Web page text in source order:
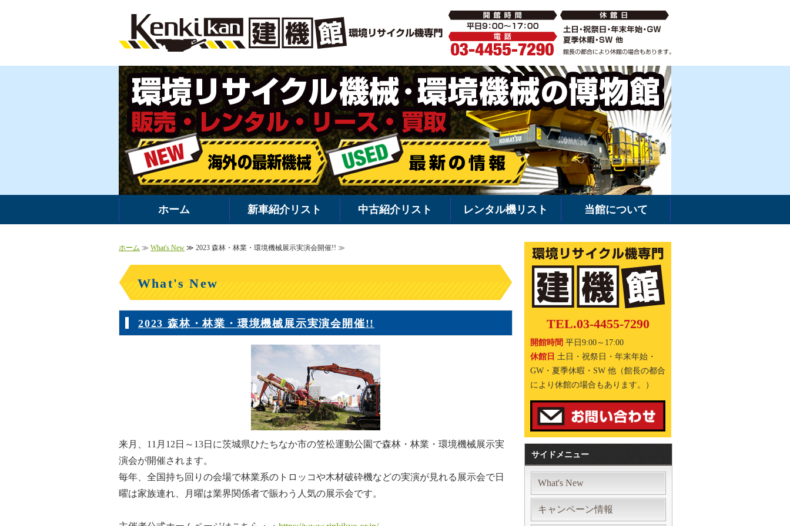
ホーム 新車紹介リスト 中古紹介リスト レンタル機リスト 当館について
ホーム ≫ What's New ≫ 2023 森林・林業・環境機械展示実演会開催!! ≫
What's New
2023 森林・林業・環境機械展示実演会開催!!
来月、11月12日～13日に茨城県ひたちなか市の笠松運動公園で森林・林業・環境機械展示実
演会が開催されます。
毎年、全国持ち回りの会場で林業系のトロッコや木材破砕機などの実演が見れる展示会で日
曜は家族連れ、月曜は業界関係者で賑わう人気の展示会です。
TEL.03-4455-7290
開館時間 平日9:00～17:00
休館日 土日・祝祭日・年末年始・
GW・夏季休暇・SW 他（館長の都合
により休館の場合もあります。）
サイドメニュー
What's New
キャンペーン情報